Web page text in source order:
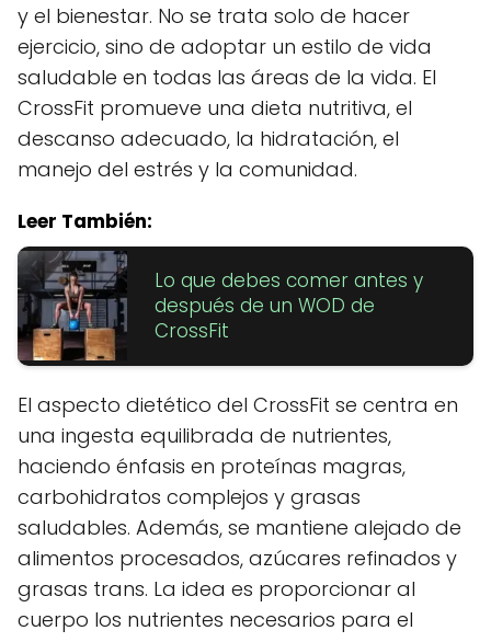
y el bienestar. No se trata solo de hacer
ejercicio, sino de adoptar un estilo de vida
saludable en todas las áreas de la vida. El
CrossFit promueve una dieta nutritiva, el
descanso adecuado, la hidratación, el
manejo del estrés y la comunidad.
Leer También:
Lo que debes comer antes y
después de un WOD de
CrossFit
El aspecto dietético del CrossFit se centra en
una ingesta equilibrada de nutrientes,
haciendo énfasis en proteínas magras,
carbohidratos complejos y grasas
saludables. Además, se mantiene alejado de
alimentos procesados, azúcares refinados y
grasas trans. La idea es proporcionar al
cuerpo los nutrientes necesarios para el